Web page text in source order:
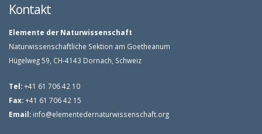
Kontakt
Elemente der Naturwissenschaft
Naturwissenschaftliche Sektion am Goetheanum
Hügelweg 59, CH-4143 Dornach, Schweiz
Tel:+41 61 706 42 10
Fax:+41 61 706 42 15
Email: info@elementedernaturwissenschaft.org